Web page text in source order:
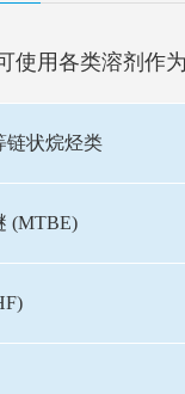
使用各类溶剂作
链状烷烃类
(MTBE)